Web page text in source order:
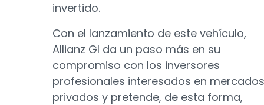
invertido.
Con el lanzamiento de este vehículo,
Allianz GI da un paso más en su
compromiso con los inversores
profesionales interesados en mercados
privados y pretende, de esta forma,